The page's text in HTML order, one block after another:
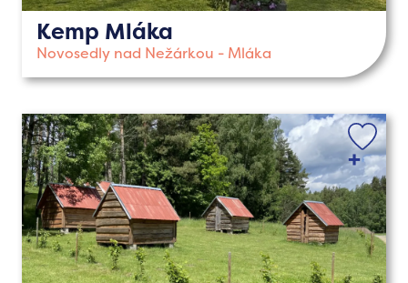
Kemp Mláka
Novosedly nad Nežárkou - Mláka